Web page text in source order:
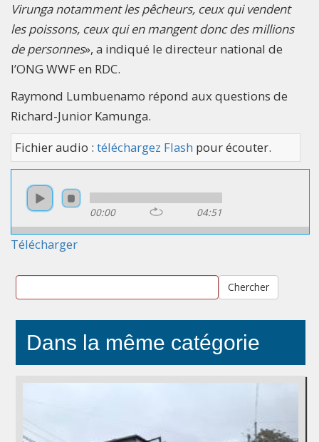
Virunga notamment les pêcheurs, ceux qui vendent
les poissons, ceux qui en mangent donc des millions
de personnes», a indiqué le directeur national de
l’ONG WWF en RDC.
Raymond Lumbuenamo répond aux questions de
Richard-Junior Kamunga.
Fichier audio : téléchargez Flash pour écouter.
00:00 04:51
Télécharger
Chercher
Dans la même catégorie